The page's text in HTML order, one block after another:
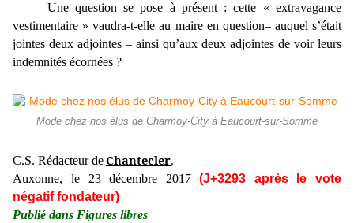
Une question se pose à présent : cette « extravagance
vestimentaire » vaudra-t-elle au maire en question‒ auquel s’était
jointes deux adjointes ‒ ainsi qu’aux deux adjointes de voir leurs
indemnités écornées ?
Mode chez nos élus de Charmoy-City à Eaucourt-sur-Somme
C.S. Rédacteur deChantecler,
Auxonne, le 23 décembre 2017 (J+3293 après le vote
négatif fondateur)
Publié dans Figures libres